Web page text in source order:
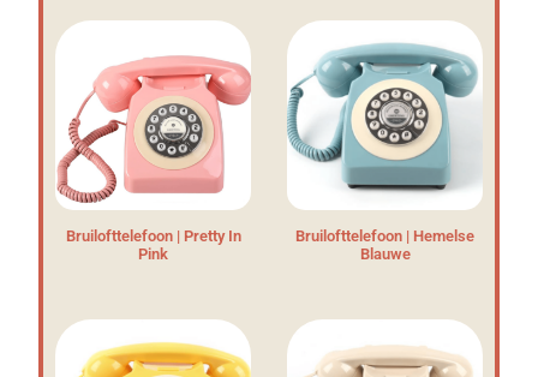
Bruilofttelefoon | Pretty In
Pink
Bruilofttelefoon | Hemelse
Blauwe